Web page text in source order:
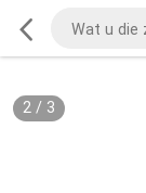
2/ 3